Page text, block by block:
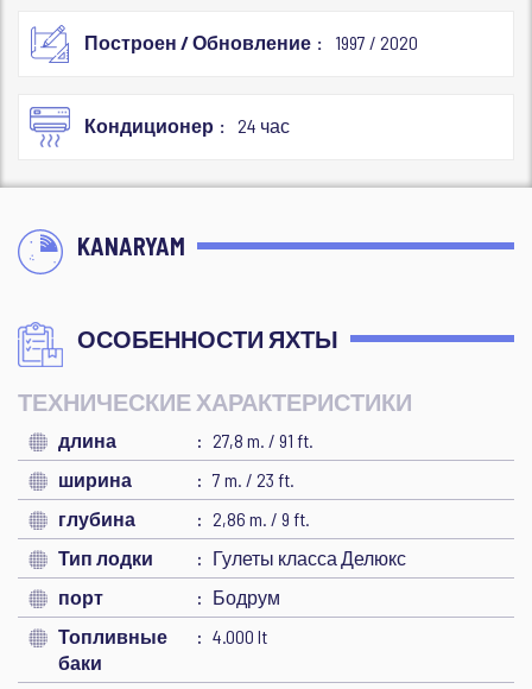
Построен / Обновление 1997 / 2020
Кондиционер 24 час
KANARYAM
ОСОБЕННОСТИ ЯХТЫ
ТЕХНИЧЕСКИЕ ХАРАКТЕРИСТИКИ
длина
27,8 m. / 91 ft.
ширина
7 m. / 23 ft.
глубина
2,86 m. / 9 ft.
Тип лодки
Гулеты класса Делюкс
порт
Бодрум
Топливные
баки
4.000 lt